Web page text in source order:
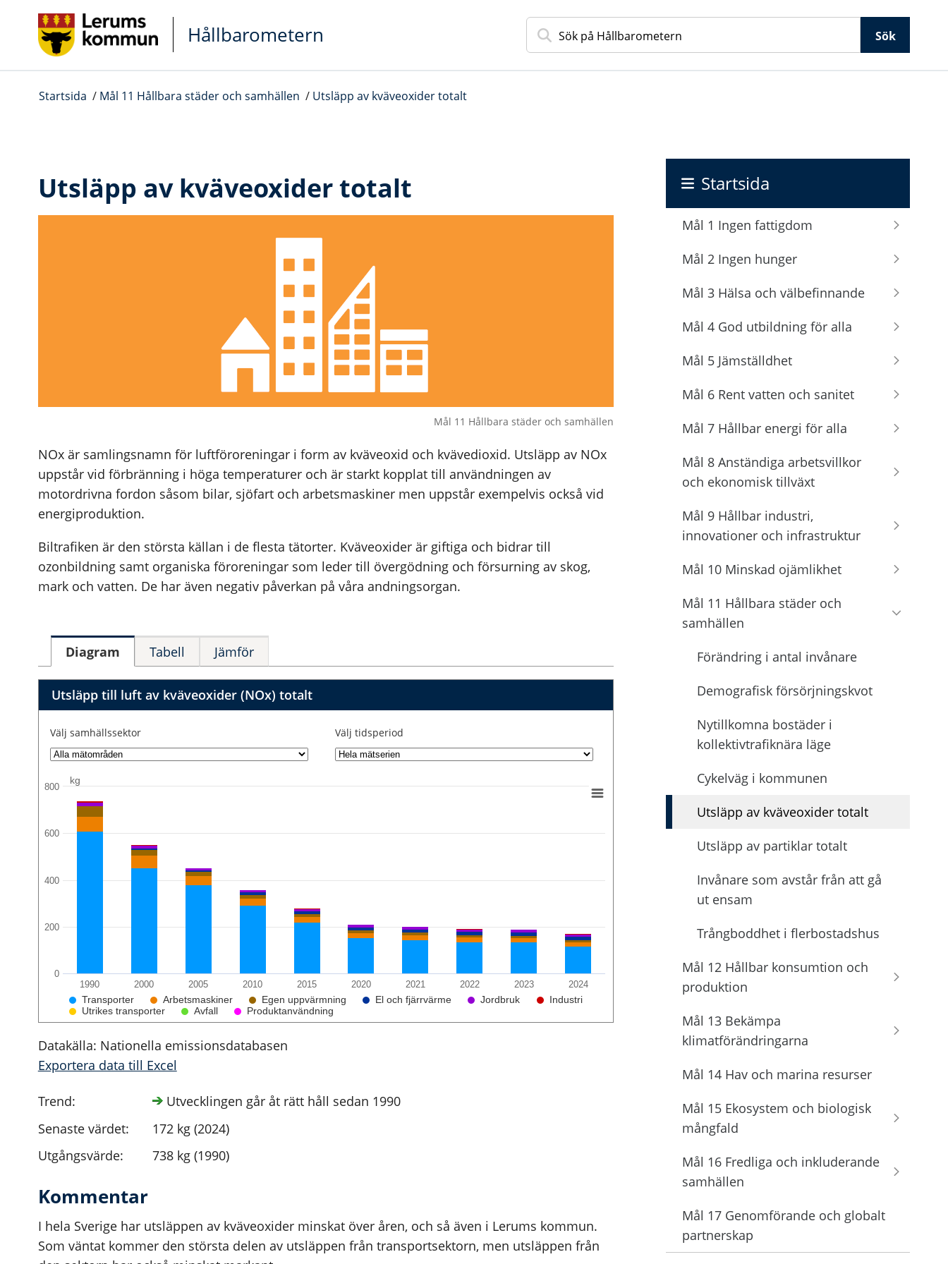
Gå direkt till sidans innehåll
Hållbarometern Sök
Startsida / Mål 11 Hållbara städer och samhällen / Utsläpp av kväveoxider totalt
Utsläpp av kväveoxider totalt
Mål 11 Hållbara städer och samhällen
NOx är samlingsnamn för luftföroreningar i form av kväveoxid och kvävedioxid. Utsläpp av NOx
uppstår vid förbränning i höga temperaturer och är starkt kopplat till användningen av
motordrivna fordon såsom bilar, sjöfart och arbetsmaskiner men uppstår exempelvis också vid
energiproduktion.
Biltrafiken är den största källan i de flesta tätorter. Kväveoxider är giftiga och bidrar till
ozonbildning samt organiska föroreningar som leder till övergödning och försurning av skog,
mark och vatten. De har även negativ påverkan på våra andningsorgan.
Diagram Tabell Jämför
Utsläpp till luft av kväveoxider (NOx) totalt
Välj samhällssektor Välj tidsperiod
kg
Transporter Arbetsmaskiner Egen uppvärmning El och fjärrvärme Jordbruk
Industri
Utrikes transporter
Avfall Produktanvändning
1990 2000 2005 2010 2015 2020 2021 2022 2023 2024
0
200
400
600
800
Datakälla: Nationella emissionsdatabasen
Exportera data till Excel
Trend:
Utvecklingen går åt rätt håll sedan 1990
Senaste värdet:
172 kg (2024)
Utgångsvärde:
738 kg (1990)
Kommentar
I hela Sverige har utsläppen av kväveoxider minskat över åren, och så även i Lerums kommun.
Som väntat kommer den största delen av utsläppen från transportsektorn, men utsläppen från
Startsida
Mål 1 Ingen fattigdom
Mål 2 Ingen hunger
Mål 3 Hälsa och välbefinnande
Mål 4 God utbildning för alla
Mål 5 Jämställdhet
Mål 6 Rent vatten och sanitet
Mål 7 Hållbar energi för alla
Mål 8 Anständiga arbetsvillkor
och ekonomisk tillväxt
Mål 9 Hållbar industri,
innovationer och infrastruktur
Mål 10 Minskad ojämlikhet
Mål 11 Hållbara städer och
samhällen
Förändring i antal invånare
Demografisk försörjningskvot
Nytillkomna bostäder i
kollektivtrafiknära läge
Cykelväg i kommunen
Utsläpp av kväveoxider totalt
Utsläpp av partiklar totalt
Invånare som avstår från att gå
ut ensam
Trångboddhet i flerbostadshus
Mål 12 Hållbar konsumtion och
produktion
Mål 13 Bekämpa
klimatförändringarna
Mål 14 Hav och marina resurser
Mål 15 Ekosystem och biologisk
mångfald
Mål 16 Fredliga och inkluderande
samhällen
Mål 17 Genomförande och globalt
partnerskap